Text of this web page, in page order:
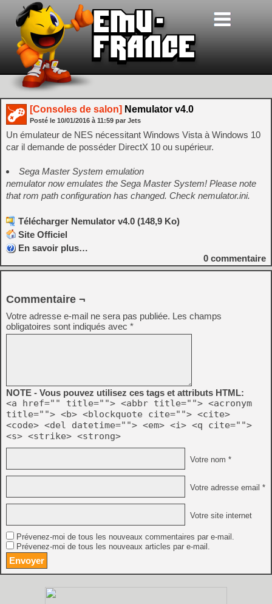
[Consoles de salon] Nemulator v4.0
Posté le 10/01/2016 à 11:59 par Jets
Un émulateur de NES nécessitant Windows Vista à Windows 10
car il demande de posséder DirectX 10 ou supérieur.
Sega Master System emulation
nemulator now emulates the Sega Master System! Please note
that rom path configuration has changed. Check nemulator.ini.
Télécharger Nemulator v4.0 (148,9 Ko)
Site Officiel
En savoir plus…
0 commentaire
Commentaire ¬
Votre adresse e-mail ne sera pas publiée. Les champs
obligatoires sont indiqués avec *
NOTE - Vous pouvez utilisez ces tags et attributs HTML:
<a href="" title=""> <abbr title=""> <acronym
title=""> <b> <blockquote cite=""> <cite>
<code> <del datetime=""> <em> <i> <q cite="">
<s> <strike> <strong>
Votre nom *
Votre adresse email *
Votre site internet
Prévenez-moi de tous les nouveaux commentaires par e-mail.
Prévenez-moi de tous les nouveaux articles par e-mail.